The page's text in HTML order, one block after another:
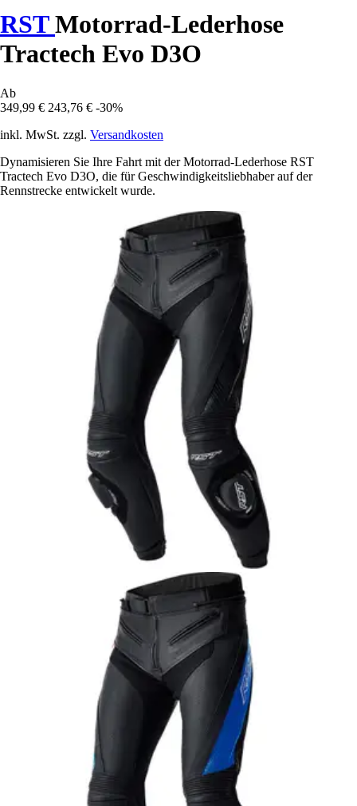
RSTMotorrad-Lederhose
Tractech Evo D3O
Ab
349,99 € 243,76 € -30%
inkl. MwSt. zzgl. Versandkosten
Dynamisieren Sie Ihre Fahrt mit der Motorrad-Lederhose RST
Tractech Evo D3O, die für Geschwindigkeitsliebhaber auf der
Rennstrecke entwickelt wurde.